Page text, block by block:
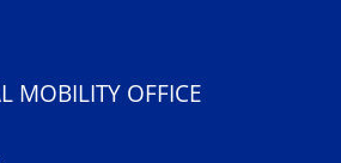
MOBILITY OFFICE